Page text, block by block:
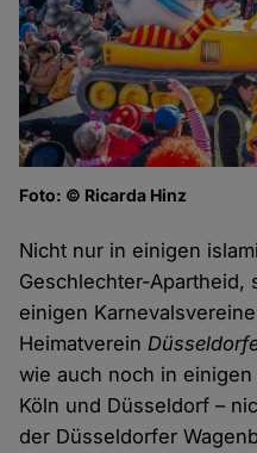
Foto: © Ricarda Hinz
Nicht nur in einigen
Geschlechter-Apartheid,
einigen
Heimatverein
wie auch noch in
Köln und Düsseldorf –
der Düsseldorfer